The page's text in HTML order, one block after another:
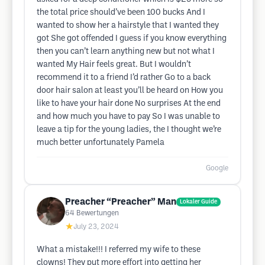
the total price should’ve been 100 bucks And I
wanted to show her a hairstyle that I wanted they
got She got offended I guess if you know everything
then you can’t learn anything new but not what I
wanted My Hair feels great. But I wouldn’t
recommend it to a friend I’d rather Go to a back
door hair salon at least you’ll be heard on How you
like to have your hair done No surprises At the end
and how much you have to pay So I was unable to
leave a tip for the young ladies, the I thought we’re
much better unfortunately Pamela
Google
Preacher “Preacher” Man Lokaler Guide
64 Bewertungen
★July 23, 2024
What a mistake!!! I referred my wife to these
clowns! They put more effort into getting her